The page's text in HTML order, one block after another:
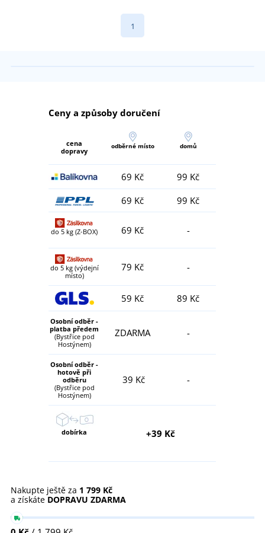
1
Ceny a způsoby doručení
cena
dopravy
odběrné místo domů
69 Kč
99 Kč
69 Kč
99 Kč
do 5 kg (Z-BOX) 69 Kč -
do 5 kg (výdejní
místo)
79 Kč -
59 Kč 89 Kč
Osobní odběr -
platba předem
(Bystřice pod
Hostýnem)
ZDARMA -
Osobní odběr -
hotově při
odběru
(Bystřice pod
Hostýnem)
39 Kč -
dobírka +39 Kč
Nakupte ještě za 1 799 Kč
a získáte DOPRAVU ZDARMA